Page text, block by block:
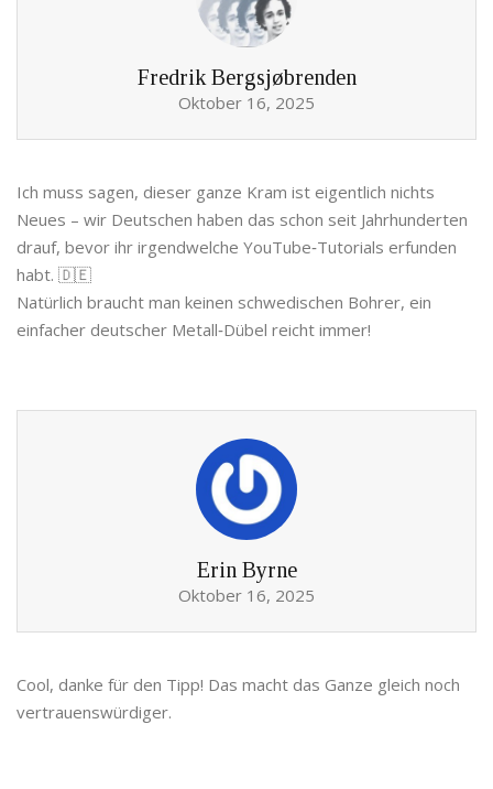
Fredrik Bergsjøbrenden
Oktober 16, 2025
Ich muss sagen, dieser ganze Kram ist eigentlich nichts
Neues – wir Deutschen haben das schon seit Jahrhunderten
drauf, bevor ihr irgendwelche YouTube‑Tutorials erfunden
habt. 🇩🇪
Natürlich braucht man keinen schwedischen Bohrer, ein
einfacher deutscher Metall‑Dübel reicht immer!
Erin Byrne
Oktober 16, 2025
Cool, danke für den Tipp! Das macht das Ganze gleich noch
vertrauenswürdiger.